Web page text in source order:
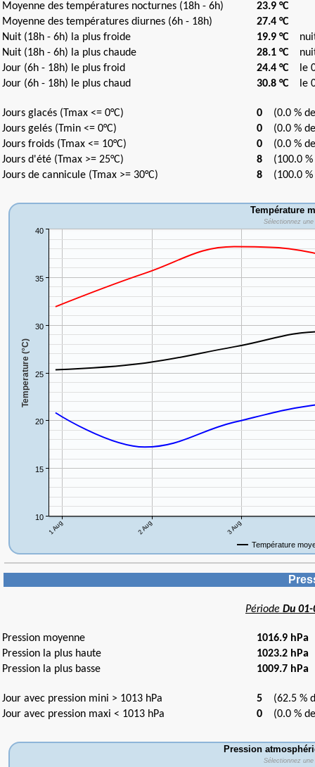
Moyenne des températures nocturnes (18h - 6h)
23.9 °C
Moyenne des températures diurnes (6h - 18h)
27.4 °C
Nuit (18h - 6h) la plus froide
19.9 °Cnuit
Nuit (18h - 6h) la plus chaude
28.1 °Cnuit
Jour (6h - 18h) le plus froid
24.4 °Cle
Jour (6h - 18h) le plus chaud
30.8 °Cle
Jours glacés (Tmax <= 0°C) 0 (0.0 %
Jours gelés (Tmin <= 0°C)
0 (0.0 %
Jours froids (Tmax <= 10°C)
0 (0.0 %
Jours d'été (Tmax >= 25°C)
8 (100.0 %
Jours de cannicule (Tmax >= 30°C)
8 (100.0 %
Période Du
Pression moyenne
1016.9 hPa
Pression la plus haute
1023.2 hPa
Pression la plus basse
1009.7 hPa
Jour avec pression mini > 1013 hPa 5 (62.5 %
Jour avec pression maxi < 1013 hPa
0 (0.0 %